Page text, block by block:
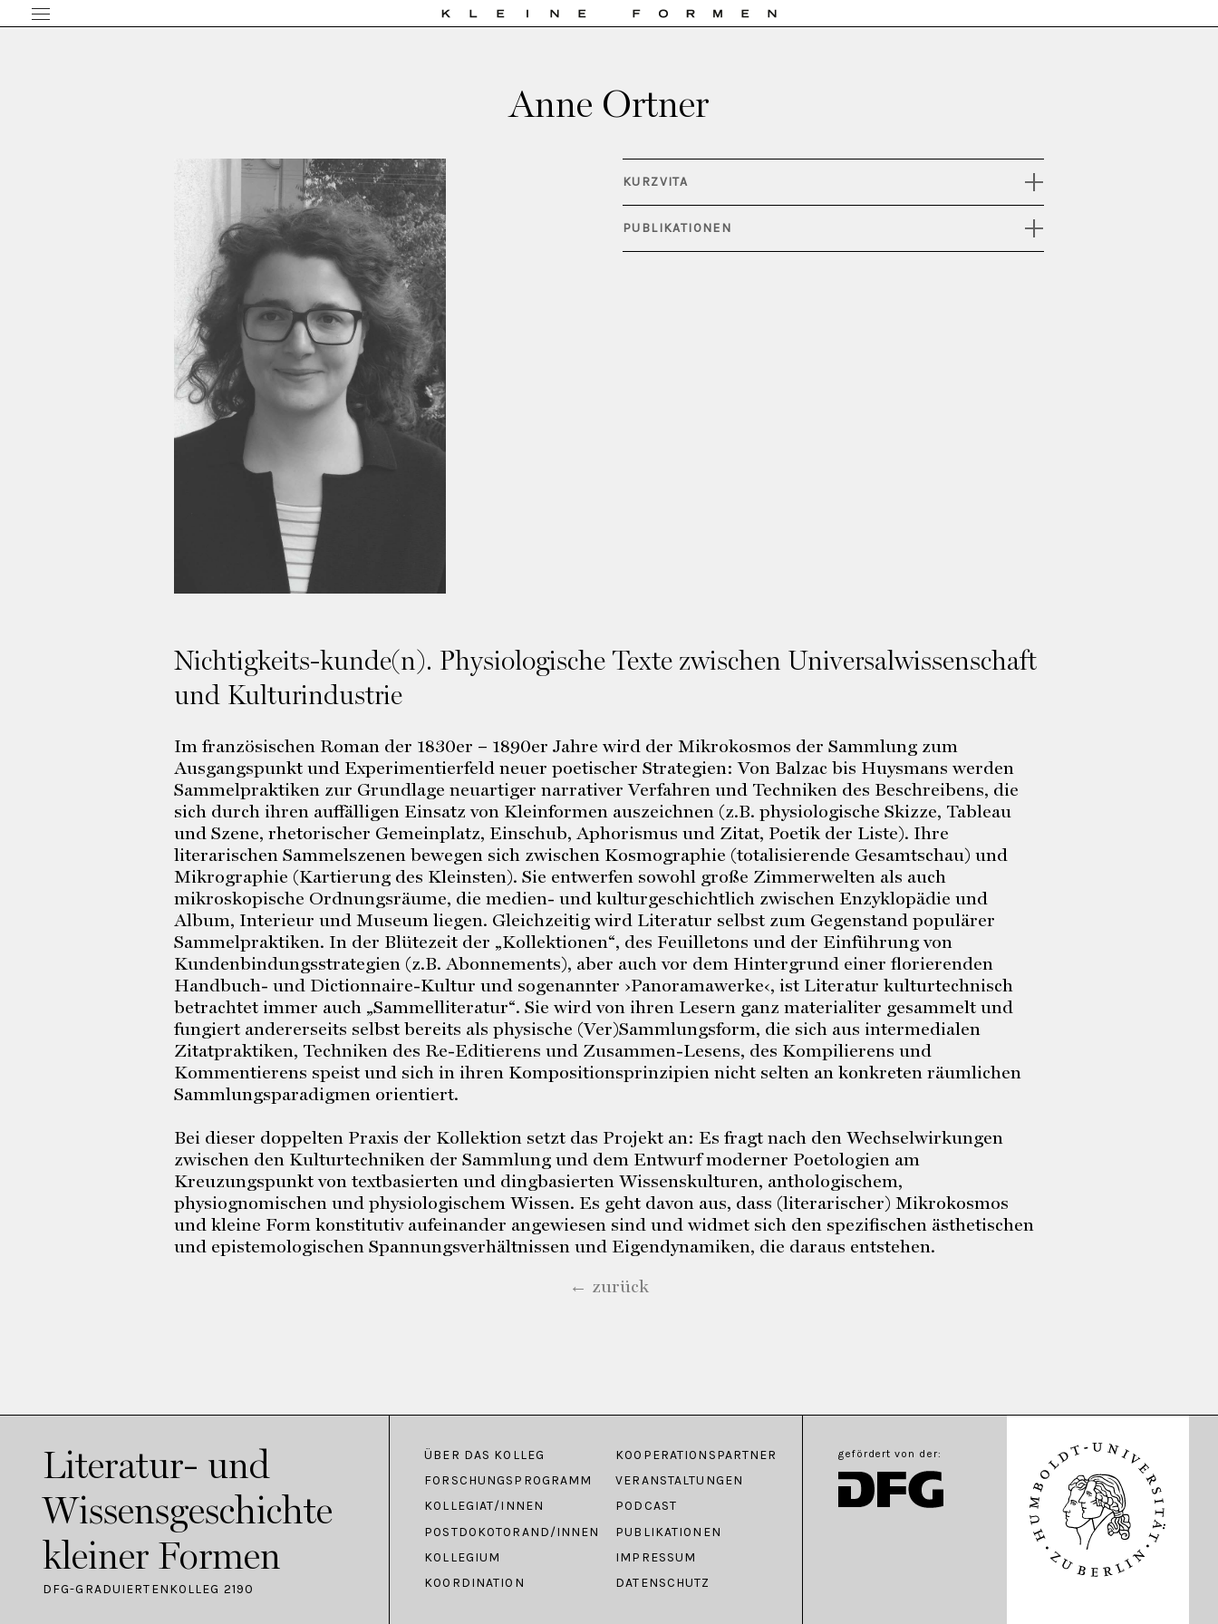
Anne Ortner
KURZVITA
PUBLIKATIONEN
Nichtigkeits-kunde(n). Physiologische Texte zwischen Universalwissenschaft
und Kulturindustrie
Im französischen Roman der 1830er­ – 1890er Jahre wird der Mikrokosmos der Sammlung zum
Ausgangspunkt und Experimentierfeld neuer poetischer Strategien: Von Balzac bis Huysmans werden
Sammelpraktiken zur Grundlage neuartiger narrativer Verfahren und Techniken des Beschreibens, die
sich durch ihren auffälligen Einsatz von Kleinformen auszeichnen (z.B. physiologische Skizze, Tableau
und Szene, rhetorischer Gemeinplatz, Einschub, Aphorismus und Zitat, Poetik der Liste). Ihre
literarischen Sammelszenen bewegen sich zwischen Kosmographie (totalisierende Gesamtschau) und
Mikrographie (Kartierung des Kleinsten). Sie entwerfen sowohl große Zimmerwelten als auch
mikroskopische Ordnungsräume, die medien- und kulturgeschichtlich zwischen Enzyklopädie und
Album, Interieur und Museum liegen. Gleichzeitig wird Literatur selbst zum Gegenstand populärer
Sammelpraktiken. In der Blütezeit der „Kollektionen“, des Feuilletons und der Einführung von
Kundenbindungsstrategien (z.B. Abonnements), aber auch vor dem Hintergrund einer florierenden
Handbuch- und Dictionnaire-Kultur und sogenannter ›Panoramawerke‹, ist Literatur kulturtechnisch
betrachtet immer auch „Sammelliteratur“. Sie wird von ihren Lesern ganz materialiter gesammelt und
fungiert andererseits selbst bereits als physische (Ver)Sammlungsform, die sich aus intermedialen
Zitatpraktiken, Techniken des Re-Editierens und Zusammen-Lesens, des Kompilierens und
Kommentierens speist und sich in ihren Kompositionsprinzipien nicht selten an konkreten räumlichen
Sammlungsparadigmen orientiert.
Bei dieser doppelten Praxis der Kollektion setzt das Projekt an: Es fragt nach den Wechselwirkungen
zwischen den Kulturtechniken der Sammlung und dem Entwurf moderner Poetologien am
Kreuzungspunkt von textbasierten und dingbasierten Wissenskulturen, anthologischem,
physiognomischen und physiologischem Wissen. Es geht davon aus, dass (literarischer) Mikrokosmos
und kleine Form konstitutiv aufeinander angewiesen sind und widmet sich den spezifischen ästhetischen
und epistemologischen Spannungsverhältnissen und Eigendynamiken, die daraus entstehen.
← zurück
Literatur- und
Wissensgeschichte
kleiner Formen
DFG-GRADUIERTENKOLLEG 2190
ÜBER DAS KOLLEG
FORSCHUNGSPROGRAMM
KOLLEGIAT/INNEN
POSTDOKOTORAND/INNEN
KOLLEGIUM
KOORDINATION
KOOPERATIONSPARTNER
VERANSTALTUNGEN
PODCAST
PUBLIKATIONEN
IMPRESSUM
DATENSCHUTZ
gefördert von der: